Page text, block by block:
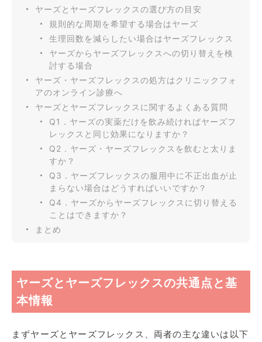
ヤーズとヤーズフレックスの選び方の目安
規則的な周期を希望する場合はヤーズ
生理回数を減らしたい場合はヤーズフレックス
ヤーズからヤーズフレックスへの切り替えを検
討する場合
ヤーズ・ヤーズフレックスの処方はクリニックフォ
アのオンライン診療へ
ヤーズとヤーズフレックスに関するよくある質問
Q1．ヤーズの実薬だけを飲み続ければヤーズフ
レックスと同じ効果になりますか？
Q2．ヤーズ・ヤーズフレックスを飲むと太りま
すか？
Q3．ヤーズフレックスの服用中に不正出血が止
まらない場合はどうすればいいですか？
Q4．ヤーズからヤーズフレックスに切り替える
ことはできますか？
まとめ
ヤーズとヤーズフレックスの共通点と基
本情報
まずヤーズとヤーズフレックス、両者の主な違いは以下